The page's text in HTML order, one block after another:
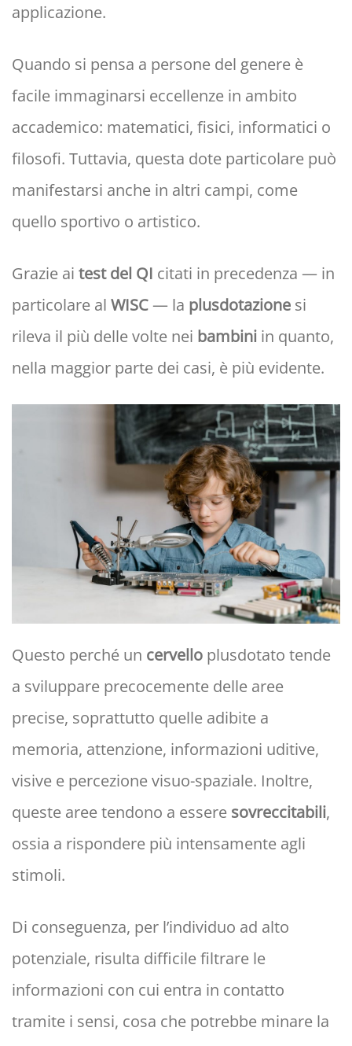
applicazione.
Quando si pensa a persone del genere è
facile immaginarsi eccellenze in ambito
accademico: matematici, fisici, informatici o
filosofi. Tuttavia, questa dote particolare può
manifestarsi anche in altri campi, come
quello sportivo o artistico.
Grazie ai test del QI citati in precedenza — in
particolare al WISC— la plusdotazione si
rileva il più delle volte nei bambini in quanto,
nella maggior parte dei casi, è più evidente.
Questo perché un cervello plusdotato tende
a sviluppare precocemente delle aree
precise, soprattutto quelle adibite a
memoria, attenzione, informazioni uditive,
visive e percezione visuo-spaziale. Inoltre,
queste aree tendono a essere sovreccitabili,
ossia a rispondere più intensamente agli
stimoli.
Di conseguenza, per l’individuo ad alto
potenziale, risulta difficile filtrare le
informazioni con cui entra in contatto
tramite i sensi, cosa che potrebbe minare la